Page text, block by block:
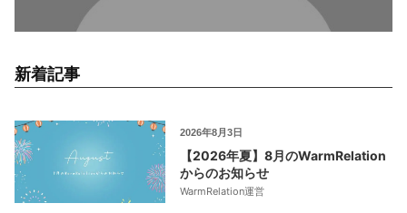
新着記事
2026年8月3日
【2026年夏】8月のWarmRelation
からのお知らせ
WarmRelation運営